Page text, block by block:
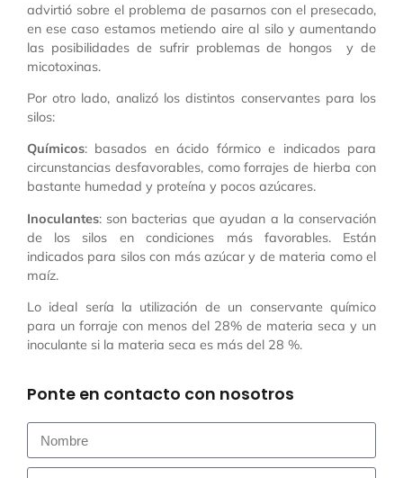
advirtió sobre el problema de pasarnos con el presecado,
en ese caso estamos metiendo aire al silo y aumentando
las posibilidades de sufrir problemas de hongos y de
micotoxinas.
Por otro lado, analizó los distintos conservantes para los
silos:
Químicos: basados en ácido fórmico e indicados para
circunstancias desfavorables, como forrajes de hierba con
bastante humedad y proteína y pocos azúcares.
Inoculantes: son bacterias que ayudan a la conservación
de los silos en condiciones más favorables. Están
indicados para silos con más azúcar y de materia como el
maíz.
Lo ideal sería la utilización de un conservante químico
para un forraje con menos del 28% de materia seca y un
inoculante si la materia seca es más del 28 %.
Ponte en contacto con nosotros